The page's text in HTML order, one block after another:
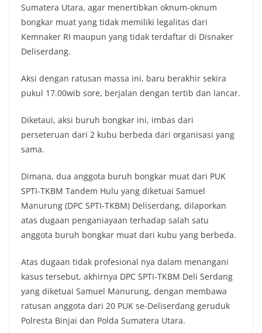
Sumatera Utara, agar menertibkan oknum-oknum
bongkar muat yang tidak memiliki legalitas dari
Kemnaker RI maupun yang tidak terdaftar di Disnaker
Deliserdang.
Aksi dengan ratusan massa ini, baru berakhir sekira
pukul 17.00wib sore, berjalan dengan tertib dan lancar.
Diketaui, aksi buruh bongkar ini, imbas dari
perseteruan dari 2 kubu berbeda dari organisasi yang
sama.
Dimana, dua anggota buruh bongkar muat dari PUK
SPTI-TKBM Tandem Hulu yang diketuai Samuel
Manurung (DPC SPTI-TKBM) Deliserdang, dilaporkan
atas dugaan penganiayaan terhadap salah satu
anggota buruh bongkar muat dari kubu yang berbeda.
Atas dugaan tidak profesional nya dalam menangani
kasus tersebut, akhirnya DPC SPTI-TKBM Deli Serdang
yang diketuai Samuel Manurung, dengan membawa
ratusan anggota dari 20 PUK se-Deliserdang geruduk
Polresta Binjai dan Polda Sumatera Utara.